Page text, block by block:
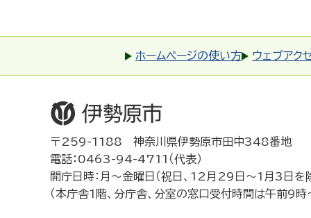
ホームページの使い方 ウェブアク
〒259-1188 神奈川県伊勢原市田中348番地
電話：0463-94-4711（代表）
開庁日時：月～金曜日（祝日、12月29日～1月3日
（本庁舎1階、分庁舎、分室の窓口受付時間は午前9